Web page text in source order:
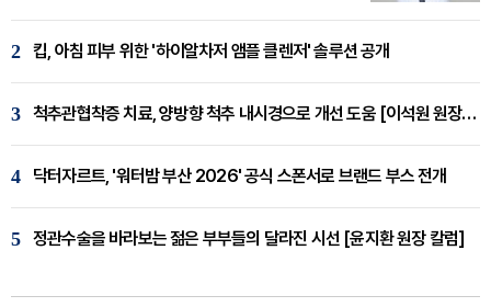
2 킵, 아침 피부 위한 '하이알차저 앰플 클렌저' 솔루션 공개
3 척추관협착증 치료, 양방향 척추 내시경으로 개선 도움 [이석원 원장 칼럼]
4 닥터자르트, '워터밤 부산 2026' 공식 스폰서로 브랜드 부스 전개
5 정관수술을 바라보는 젊은 부부들의 달라진 시선 [윤지환 원장 칼럼]